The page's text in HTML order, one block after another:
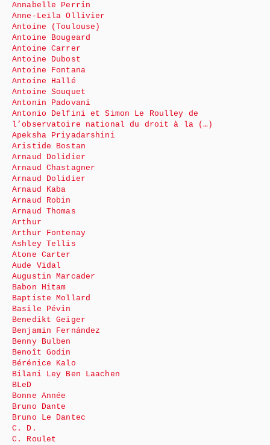
Annabelle Perrin
Anne-Leïla Ollivier
Antoine (Toulouse)
Antoine Bougeard
Antoine Carrer
Antoine Dubost
Antoine Fontana
Antoine Hallé
Antoine Souquet
Antonin Padovani
Antonio Delfini et Simon Le Roulley de
l’observatoire national du droit à la (…)
Apeksha Priyadarshini
Aristide Bostan
Arnaud Dolidier
Arnaud Chastagner
Arnaud Dolidier
Arnaud Kaba
Arnaud Robin
Arnaud Thomas
Arthur
Arthur Fontenay
Ashley Tellis
Atone Carter
Aude Vidal
Augustin Marcader
Babon Hitam
Baptiste Mollard
Basile Pévin
Benedikt Geiger
Benjamin Fernández
Benny Bulben
Benoît Godin
Bérénice Kalo
Bilani Ley Ben Laachen
BLeD
Bonne Année
Bruno Dante
Bruno Le Dantec
C. D.
C. Roulet